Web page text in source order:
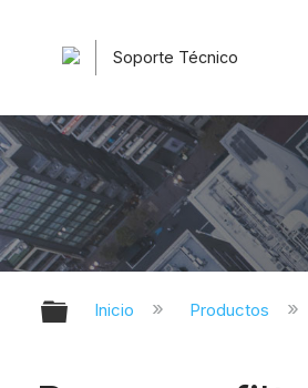
Soporte Técnico
Expandir/
Inicio Productos